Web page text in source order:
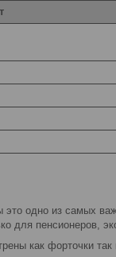
одно из самых
для пенсионеров,
как форточки так